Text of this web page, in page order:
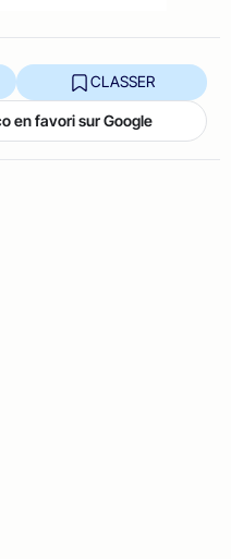
CLASSER
en favori sur Google